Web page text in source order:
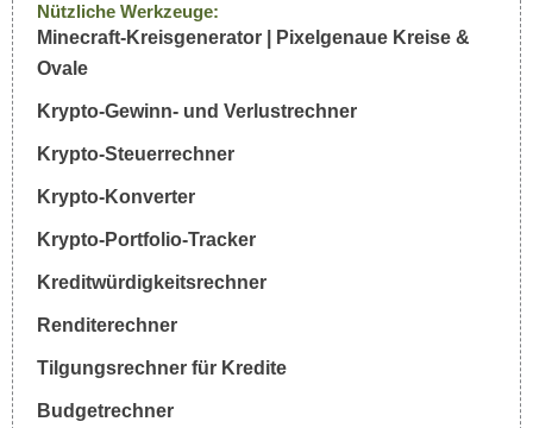
Nützliche Werkzeuge:
Minecraft-Kreisgenerator | Pixelgenaue Kreise &
Ovale
Krypto-Gewinn- und Verlustrechner
Krypto-Steuerrechner
Krypto-Konverter
Krypto-Portfolio-Tracker
Kreditwürdigkeitsrechner
Renditerechner
Tilgungsrechner für Kredite
Budgetrechner